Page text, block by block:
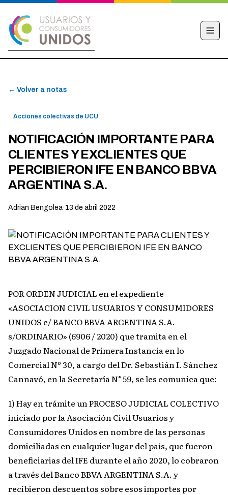
CAMPAÑA
HACÉ TU DENUNCIA
CONTACTO
← Volver a notas
Acciones colectivas de UCU
NOTIFICACIÓN IMPORTANTE PARA
CLIENTES Y EXCLIENTES QUE
PERCIBIERON IFE EN BANCO BBVA
ARGENTINA S.A.
Adrian Bengolea· 13 de abril 2022
POR ORDEN JUDICIAL en el expediente
«ASOCIACION CIVIL USUARIOS Y CONSUMIDORES
UNIDOS c/ BANCO BBVA ARGENTINA S.A.
s/ORDINARIO» (6906 / 2020) que tramita en el
Juzgado Nacional de Primera Instancia en lo
Comercial Nº 30, a cargo del Dr. Sebastián I. Sánchez
Cannavó, en la Secretaría N° 59, se les comunica que:
1) Hay en trámite un PROCESO JUDICIAL COLECTIVO
iniciado por la Asociación Civil Usuarios y
Consumidores Unidos en nombre de las personas
domiciliadas en cualquier lugar del país, que fueron
beneficiarias del IFE durante el año 2020, lo cobraron
a través del Banco BBVA ARGENTINA S.A. y
recibieron descuentos sobre esos importes por